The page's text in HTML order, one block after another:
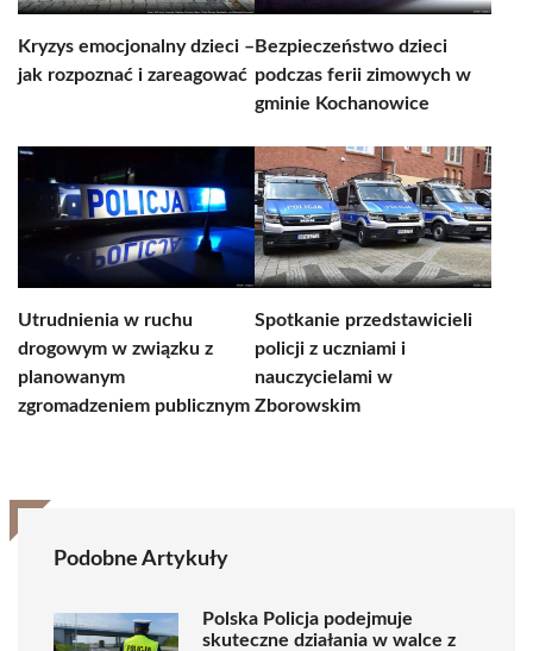
Kryzys emocjonalny dzieci –
jak rozpoznać i zareagować
Bezpieczeństwo dzieci
podczas ferii zimowych w
gminie Kochanowice
Utrudnienia w ruchu
drogowym w związku z
planowanym
zgromadzeniem publicznym
Spotkanie przedstawicieli
policji z uczniami i
nauczycielami w
Zborowskim
Podobne Artykuły
Polska Policja podejmuje
skuteczne działania w walce z